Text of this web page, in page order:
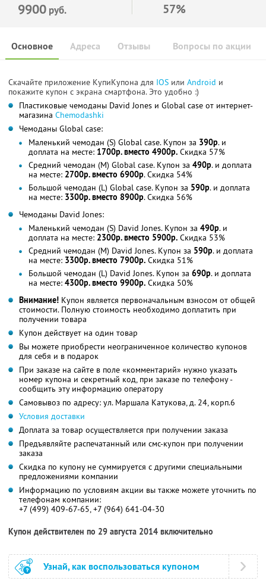
9900 руб. 57%
Основное Отзывы Вопросы по акции
Адреса
Скачайте приложение КупиКупона для IOS или Android и
покажите купон с экрана смартфона. Это удобно :)
Пластиковые чемоданы David Jones и Global case от интернет-
магазина Сhemodashki
Чемоданы Global case:
Маленький чемодан (S) Global case. Купон за 390р. и
доплата на месте: 1700р. вместо 4900р. Скидка 57%
Средний чемодан (M) Global case. Купон за 490р. и доплата
на месте: 2700р. вместо 6900р. Скидка 54%
Большой чемодан (L) Global case. Купон за 590р. и доплата
на месте: 3300р. вместо 8900р. Скидка 56%
Чемоданы David Jones:
Маленький чемодан (S) David Jones. Купон за 490р. и
доплата на месте: 2300р. вместо 5900р. Скидка 53%
Средний чемодан (M) David Jones. Купон за 590р. и доплата
на месте: 3300р. вместо 7900р. Скидка 51%
Большой чемодан (L) David Jones. Купон за 690р. и доплата
на месте: 4300р. вместо 9900р. Скидка 50%
Внимание! Купон является первоначальным взносом от общей
стоимости. Полную стоимость необходимо доплатить при
получении товара
Купон действует на один товар
Вы можете приобрести неограниченное количество купонов
для себя и в подарок
При заказе на сайте в поле «комментарий» нужно указать
номер купона и секретный код, при заказе по телефону -
сообщить эту информацию оператору
Самовывоз по адресу: ул. Маршала Катукова, д. 24, корп.6
Условия доставки
Доплата за товар осуществляется при получении заказа
Предъявляйте распечатанный или смс-купон при получении
заказа
Скидка по купону не суммируется с другими специальными
предложениями компании
Информацию по условиям акции вы также можете уточнить по
телефонам компании:
+7 (499) 409-67-65, +7 (964) 641-04-30
Купон действителен по 29 августа 2014 включительно
Узнай, как воспользоваться купоном